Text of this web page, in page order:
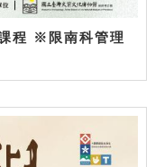
程 ※限南科管理